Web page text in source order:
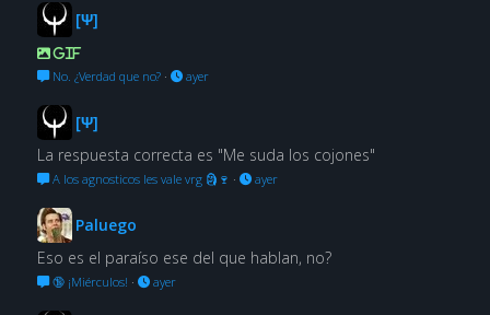
[Ψ]
GIF
No. ¿Verdad que no?· ayer
[Ψ]
La respuesta correcta es "Me suda los cojones"
A los agnosticos les vale vrg 🗿🍷 · ayer
Paluego
Eso es el paraíso ese del que hablan, no?
🔞 ¡Miérculos! · ayer